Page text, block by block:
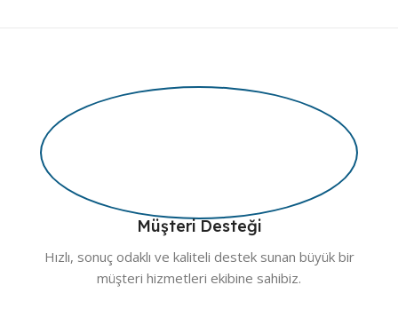
Müşteri Desteği
Hızlı, sonuç odaklı ve kaliteli destek sunan büyük bir
müşteri hizmetleri ekibine sahibiz.